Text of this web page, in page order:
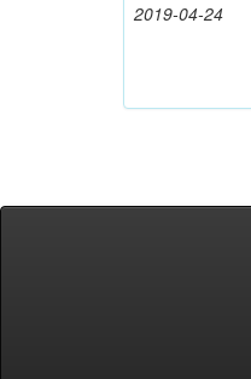
2019-04-24